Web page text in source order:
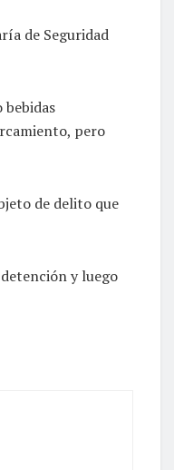
de Seguridad
pero
de delito que
y luego